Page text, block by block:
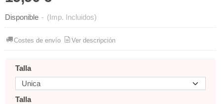
Disponible - (Imp. Incluidos)
Costes de envío Ver descripción
Talla
Talla